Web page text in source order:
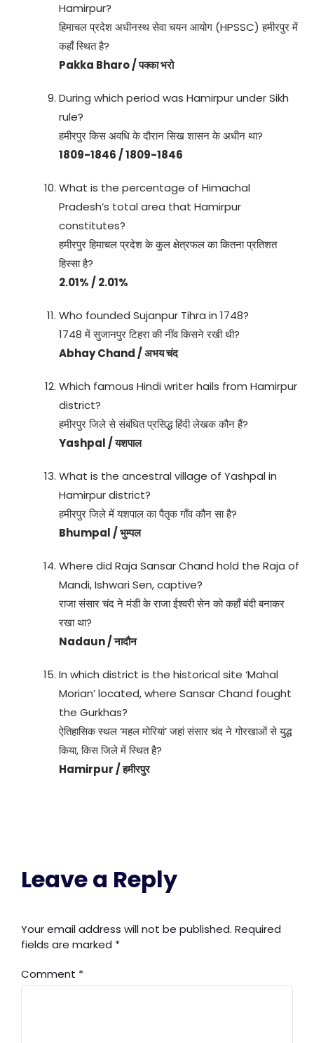
Hamirpur?
हिमाचल प्रदेश अधीनस्थ सेवा चयन आयोग (HPSSC) हमीरपुर में
कहाँ स्थित है?
Pakka Bharo / पक्का भरो
During which period was Hamirpur under Sikh
rule?
हमीरपुर किस अवधि के दौरान सिख शासन के अधीन था?
1809-1846 / 1809-1846
What is the percentage of Himachal
Pradesh’s total area that Hamirpur
constitutes?
हमीरपुर हिमाचल प्रदेश के कुल क्षेत्रफल का कितना प्रतिशत
हिस्सा है?
2.01% / 2.01%
Who founded Sujanpur Tihra in 1748?
1748 में सुजानपुर टिहरा की नींव किसने रखी थी?
Abhay Chand / अभय चंद
Which famous Hindi writer hails from Hamirpur
district?
हमीरपुर जिले से संबंधित प्रसिद्ध हिंदी लेखक कौन हैं?
Yashpal / यशपाल
What is the ancestral village of Yashpal in
Hamirpur district?
हमीरपुर जिले में यशपाल का पैतृक गाँव कौन सा है?
Bhumpal / भुम्पल
Where did Raja Sansar Chand hold the Raja of
Mandi, Ishwari Sen, captive?
राजा संसार चंद ने मंडी के राजा ईश्वरी सेन को कहाँ बंदी बनाकर
रखा था?
Nadaun / नादौन
In which district is the historical site ‘Mahal
Morian’ located, where Sansar Chand fought
the Gurkhas?
ऐतिहासिक स्थल ‘महल मोरियां’ जहां संसार चंद ने गोरखाओं से युद्ध
किया, किस जिले में स्थित है?
Hamirpur / हमीरपुर
Leave a Reply
Your email address will not be published. Required
fields are marked *
Comment *